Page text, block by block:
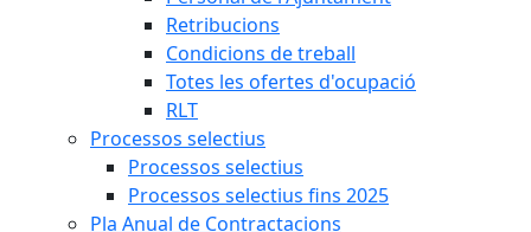
Retribucions
Condicions de treball
Totes les ofertes d'ocupació
RLT
Processos selectius
Processos selectius
Processos selectius fins 2025
Pla Anual de Contractacions